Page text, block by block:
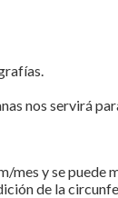
nos servirá
y se puede
de la